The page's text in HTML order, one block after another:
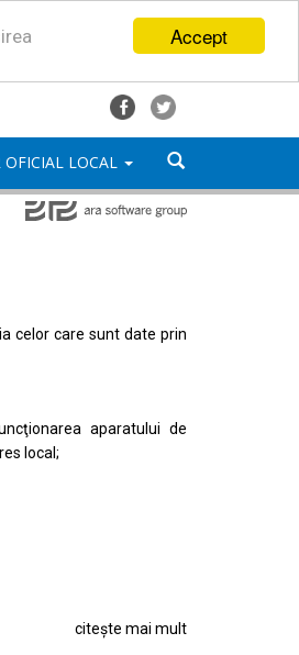
Accept
LOCAL
celor care sunt date prin
aparatului de
local;
citește mai mult